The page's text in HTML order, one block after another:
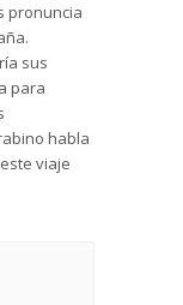
pronuncia
sus
para
habla
viaje